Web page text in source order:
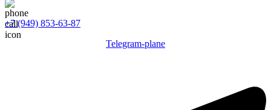
+7 (949) 853-63-87
Telegram-plane